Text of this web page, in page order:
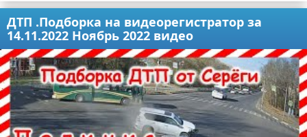
ДТП .Подборка на видеорегистратор за
14.11.2022 Ноябрь 2022 видео